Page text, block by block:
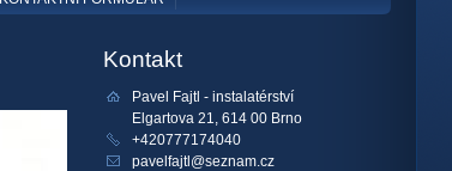
Kontakt
Pavel Fajtl - instalatérství
Elgartova 21, 614 00 Brno
+420777174040
pavelfajtl@seznam.cz